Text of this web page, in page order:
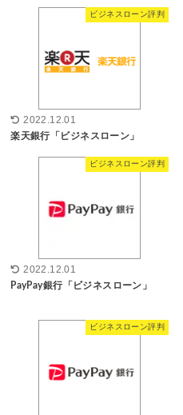
ビジネスローン評判
2022.12.01
楽天銀行「ビジネスローン」
ビジネスローン評判
2022.12.01
PayPay銀行「ビジネスローン」
ビジネスローン評判